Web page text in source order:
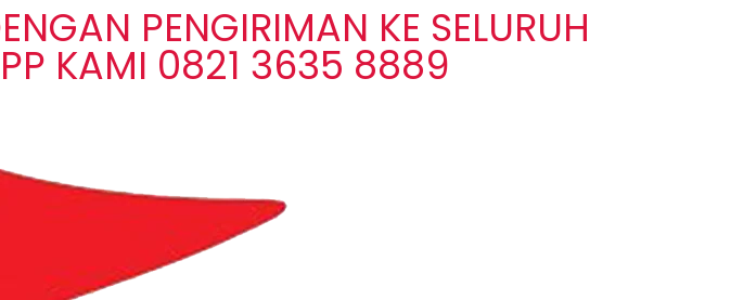
PENGIRIMAN KE SELURUH
KAMI 0821 3635 8889